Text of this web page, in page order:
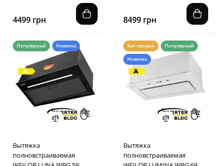
4499 грн 8499 грн
Популярный Новинка
Вытяжка
полновстраиваемая
Хит продаж Популярный
Новинка
Вытяжка
полновстраиваемая